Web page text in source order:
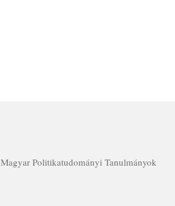
Magyar Politikatudományi Tanulmányok